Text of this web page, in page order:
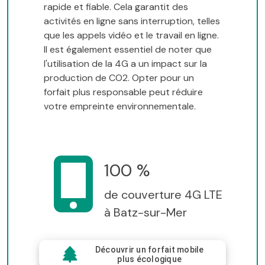
rapide et fiable. Cela garantit des
activités en ligne sans interruption, telles
que les appels vidéo et le travail en ligne.
Il est également essentiel de noter que
l'utilisation de la 4G a un impact sur la
production de CO2. Opter pour un
forfait plus responsable peut réduire
votre empreinte environnementale.
100 %
de couverture 4G LTE
à Batz-sur-Mer
Découvrir un forfait mobile
plus écologique